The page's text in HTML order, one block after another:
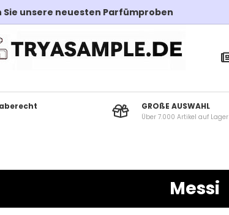
Sie unsere neuesten Parfümproben
GROßE AUSWAHL
Über 7.000 Artikel auf Lager
Messi